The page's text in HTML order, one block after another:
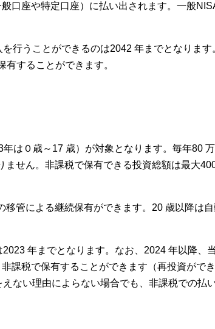
口座や特定口座）に払い出されます。一般
行うことができるのは2042 年までとなりま
することができます。
は０歳～17 歳）が対象となります。毎年80
せん。非課税で保有できる投資総額は最大
管による継続保有ができます。20 歳以降は
年までとなります。なお、2024 年以降、
課税で保有することができます（再投資がで
ない理由によらない場合でも、非課税での払